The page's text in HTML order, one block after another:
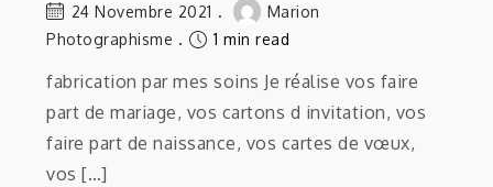
24 Novembre 2021
Marion
Photographisme
1 min read
fabrication par mes soins Je réalise vos faire
part de mariage, vos cartons d invitation, vos
faire part de naissance, vos cartes de vœux,
vos […]